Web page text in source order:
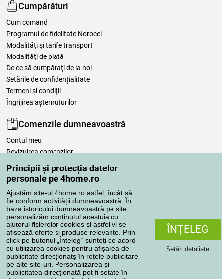
Principii și protecția datelor
personale pe 4home.ro
Ajustăm site-ul 4home.ro astfel, încât să
fie conform activității dumneavoastră. În
baza istoricului dumneavoastră pe site,
personalizăm conținutul acestuia cu
ajutorul fișierelor cookies și astfel vi se
afisează oferte si produse relevante. Prin
click pe butonul „Înteleg“ sunteți de acord
cu utilizarea cookies pentru afișarea de
publicitate direcționatș în rețele publicitare
pe alte site-uri. Personalizarea și
publicitatea direcționată pot fi setate în
ÎNŢELEG
Setări detaliate
Cumpărături
Cum comand
Programul de fidelitate Norocei
Modalităţi şi tarife transport
Modalităţi de plată
De ce să cumpăraţi de la noi
Setările de confidențialitate
Termeni şi condiţii
Îngrijirea așternuturilor
Comenzile dumneavoastră
Contul meu
Revizuirea comenzilor
Reclamaţii
Retragere de la contract
Regulile de procesare a recenziilor
Metode de transport
Metode de plată